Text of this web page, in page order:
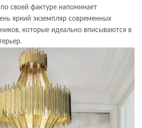
своей фактуре напоминает
яркий экземпляр современных
которые идеально вписываются в